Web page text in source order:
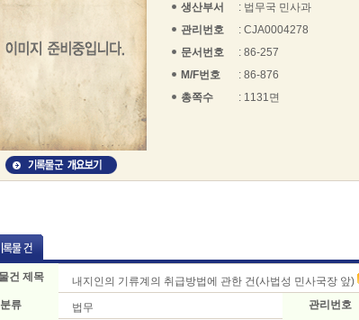
생산부서
: 법무국 민사과
관리번호
: CJA0004278
문서번호
: 86-257
M/F번호
: 86-876
총쪽수
: 1131면
건 제목
내지인의 기류계의 취급방법에 관한 건(사법성 민사국장 앞)
분류
법무 관리번호